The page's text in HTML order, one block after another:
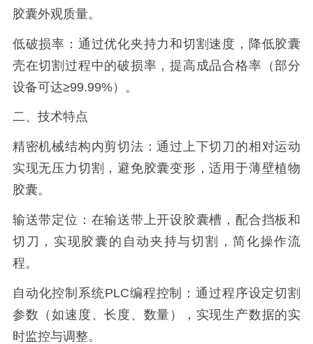
胶囊外观质量。
低破损率：通过优化夹持力和切割速度，降低胶囊
壳在切割过程中的破损率，提高成品合格率（部分
设备可达≥99.99%）。
二、技术特点
精密机械结构内剪切法：通过上下切刀的相对运动
实现无压力切割，避免胶囊变形，适用于薄壁植物
胶囊。
输送带定位：在输送带上开设胶囊槽，配合挡板和
切刀，实现胶囊的自动夹持与切割，简化操作流
程。
自动化控制系统PLC编程控制：通过程序设定切割
参数（如速度、长度、数量），实现生产数据的实
时监控与调整。